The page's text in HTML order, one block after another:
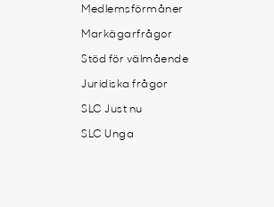
Medlemsförmåner
Markägarfrågor
Stöd för välmående
Juridiska frågor
SLC Just nu
SLC Unga